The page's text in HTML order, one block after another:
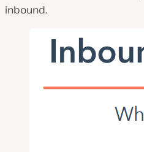
inbound.